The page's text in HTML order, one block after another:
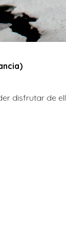
disfrutar de